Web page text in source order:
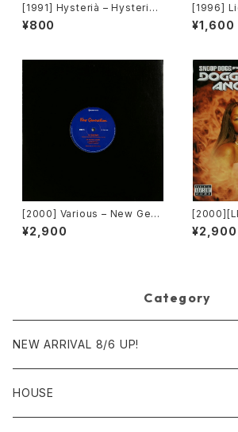
[1991] Hysterià – Hysteria
(There's No Reason To Be
Disturbed) [T.A.O.B. Danc
¥800
[1996]
Ocean
¥1,600
[2000] Various – New Gen
eration / Back To The "Dis
co" ~私もDiscoへ連れていっ
¥2,900
–
ords][2枚
¥2,900
Category
NEW ARRIVAL 8/6 UP!
HOUSE